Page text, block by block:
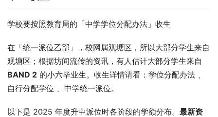
学校要按照教育局的「中学学位分配办法」收生
在「统一派位乙部」，校网属观塘区，所以大部分学生来自
BAND 2 的小六毕业生。收生详情请看：学位分配办法 、
自行分配学位 、中学统一派位。
以下是 2025 年度升中派位时各阶段的学额分布。 最新资